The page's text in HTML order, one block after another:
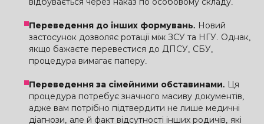
відбувається через наказ по особовому складу.
Переведення до інших формувань. Новий
застосунок дозволяє ротації між ЗСУ та НГУ. Однак,
якщо бажаєте перевестися до ДПСУ, СБУ,
процедура вимагає паперу.
Переведення за сімейними обставинами. Ця
процедура потребує значного масиву документів,
адже вам потрібно підтвердити не лише медичні
діагнози, але й факт відсутності інших родичів, які